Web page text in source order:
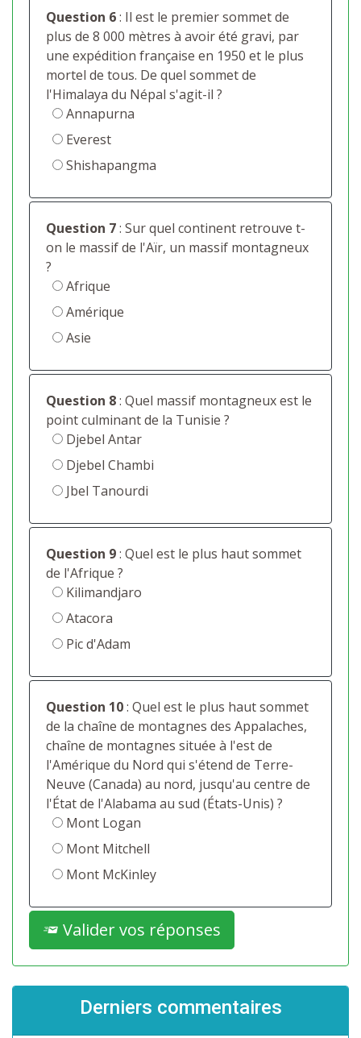
Question 6: Il est le premier sommet de
plus de 8 000 mètres à avoir été gravi, par
une expédition française en 1950 et le plus
mortel de tous. De quel sommet de
l'Himalaya du Népal s'agit-il ?
Annapurna
Everest
Shishapangma
Question 7: Sur quel continent retrouve t-
on le massif de l'Aïr, un massif montagneux
?
Afrique
Amérique
Asie
Question 8: Quel massif montagneux est le
point culminant de la Tunisie ?
Djebel Antar
Djebel Chambi
Jbel Tanourdi
Question 9: Quel est le plus haut sommet
de l'Afrique ?
Kilimandjaro
Atacora
Pic d'Adam
Question 10: Quel est le plus haut sommet
de la chaîne de montagnes des Appalaches,
chaîne de montagnes située à l'est de
l'Amérique du Nord qui s'étend de Terre-
Neuve (Canada) au nord, jusqu'au centre de
l'État de l'Alabama au sud (États-Unis) ?
Mont Logan
Mont Mitchell
Mont McKinley
Valider vos réponses
Derniers commentaires